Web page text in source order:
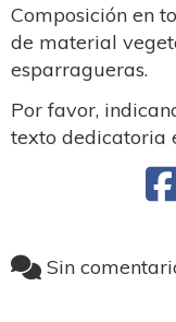
Composición en
de material
esparragueras.
Por favor,
texto dedicatoria
Sin